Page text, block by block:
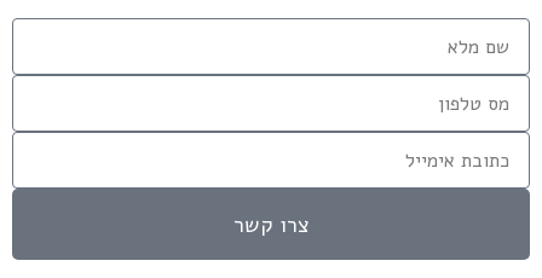
צרו קשר